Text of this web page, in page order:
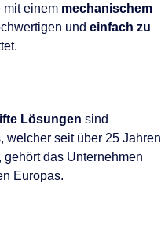
mit einem mechanischem
und einfach zu
Lösungen sind
welcher seit über 25 Jahren
gehört das Unternehmen
Europas.